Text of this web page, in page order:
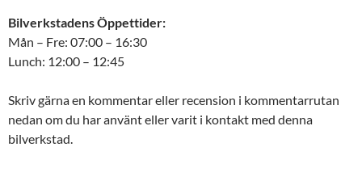
Bilverkstadens Öppettider:
Mån – Fre: 07:00 – 16:30
Lunch: 12:00 – 12:45
Skriv gärna en kommentar eller recension i kommentarrutan
nedan om du har använt eller varit i kontakt med denna
bilverkstad.